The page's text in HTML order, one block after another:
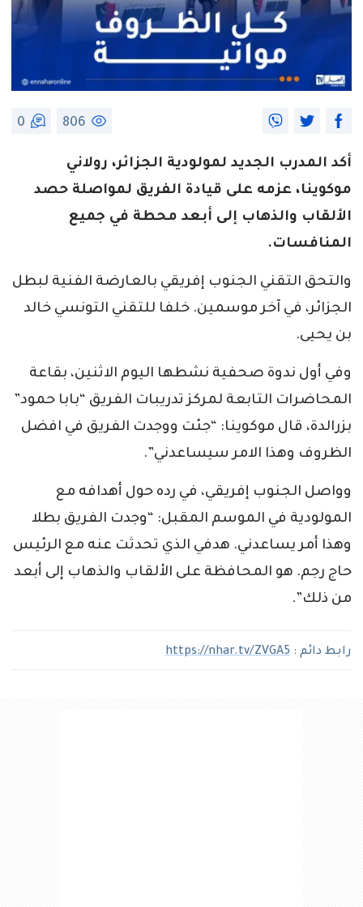
806
0
أكد المدرب الجديد لمولودية الجزائر، رولاني
موكوينا، عزمه على قيادة الفريق لمواصلة حصد
الألقاب والذهاب إلى أبعد محطة في جميع
المنافسات.
والتحق التقني الجنوب إفريقي بالعارضة الفنية لبطل
الجزائر، في آخر موسمين. خلفا للتقني التونسي خالد
بن يحيى.
وفي أول ندوة صحفية نشطها اليوم الاثنين، بقاعة
المحاضرات التابعة لمركز تدريبات الفريق “بابا حمود”
بزرالدة، قال موكوينا: “جئت ووجدت الفريق في افضل
الظروف وهذا الامر سيساعدني”.
وواصل الجنوب إفريقي، في رده حول أهدافه مع
المولودية في الموسم المقبل: “وجدت الفريق بطلا
وهذا أمر يساعدني. هدفي الذي تحدثت عنه مع الرئيس
حاج رجم. هو المحافظة على الألقاب والذهاب إلى أبعد
من ذلك”.
رابط دائم : https://nhar.tv/ZVGA5